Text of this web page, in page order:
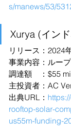
s/manews/53/
Xurya (イン
リリース：2024
事業内容：ルー
調達額　：$55
主投資者：AC
出典URL：
rooftop-solar-
us55m-funding-